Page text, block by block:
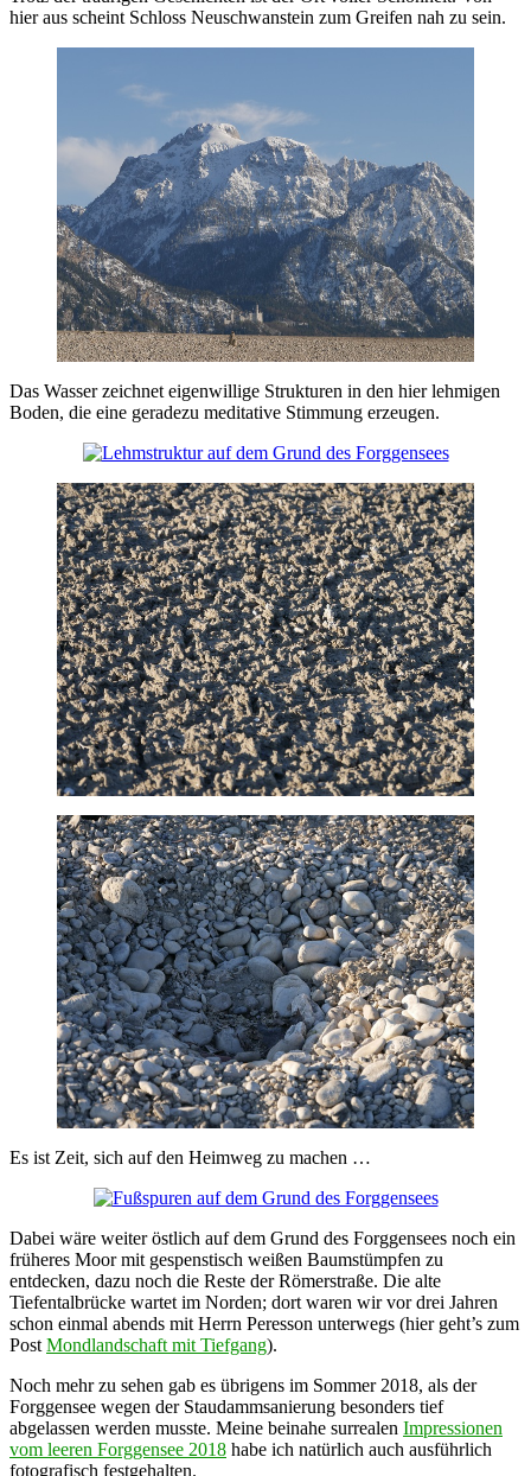
hier aus scheint Schloss Neuschwanstein zum Greifen nah zu sein.
Das Wasser zeichnet eigenwillige Strukturen in den hier lehmigen
Boden, die eine geradezu meditative Stimmung erzeugen.
Es ist Zeit, sich auf den Heimweg zu machen …
Dabei wäre weiter östlich auf dem Grund des Forggensees noch ein
früheres Moor mit gespenstisch weißen Baumstümpfen zu
entdecken, dazu noch die Reste der Römerstraße. Die alte
Tiefentalbrücke wartet im Norden; dort waren wir vor drei Jahren
schon einmal abends mit Herrn Peresson unterwegs (hier geht’s zum
PostMondlandschaft mit Tiefgang).
Noch mehr zu sehen gab es übrigens im Sommer 2018, als der
Forggensee wegen der Staudammsanierung besonders tief
abgelassen werden musste. Meine beinahe surrealen Impressionen
vom leeren Forggensee 2018 habe ich natürlich auch ausführlich
fotografisch festgehalten.